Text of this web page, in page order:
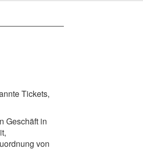
Tickets,
Geschäft in
von